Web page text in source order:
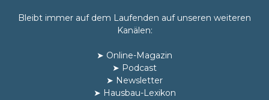
Bleibt immer auf dem Laufenden auf unseren weiteren
Kanälen:
➤ Online-Magazin
➤ Podcast
➤ Newsletter
➤ Hausbau-Lexikon